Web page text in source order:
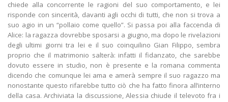
chiede alla concorrente le ragioni del suo comportamento, e lei
risponde con sincerità, davanti agli occhi di tutti, che non si trova a
suo agio in un “pollaio come quello”. Si passa poi alla faccenda di
Alice: la ragazza dovrebbe sposarsi a giugno, ma dopo le rivelazioni
degli ultimi giorni tra lei e il suo coinquilino Gian Filippo, sembra
proprio che il matrimonio salterà: infatti il fidanzato, che sarebbe
dovuto essere in studio, non è presente e la romana commenta
dicendo che comunque lei ama e amerà sempre il suo ragazzo ma
nonostante questo rifarebbe tutto ciò che ha fatto finora all’interno
della casa. Archiviata la discussione, Alessia chiude il televoto fra i